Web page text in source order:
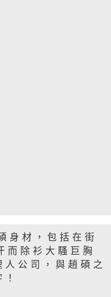
身材，包括在街
除衫大騷巨胸
公司，與趙碩之